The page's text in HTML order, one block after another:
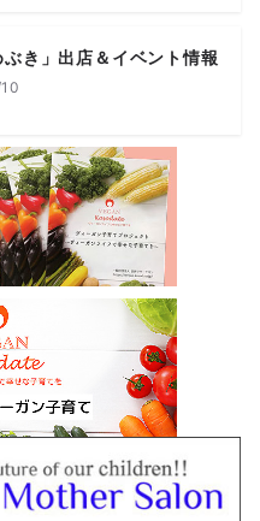
ぶき」出店＆イベント情報